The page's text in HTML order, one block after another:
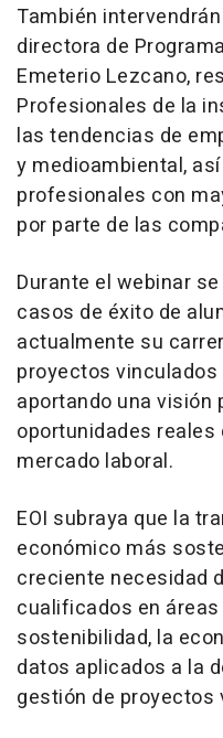
También
directora de
Emeterio Lezcano,
Profesionales de la
las tendencias de
y medioambiental,
profesionales con
por parte de las
Durante el webinar
casos de éxito de
actualmente su
proyectos
aportando una visión
oportunidades
mercado laboral.
EOI subraya que la
económico más
creciente necesidad
cualificados en
sostenibilidad, la
datos aplicados a la
gestión de proyectos